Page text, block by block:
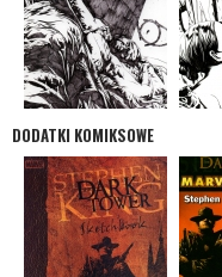
DODATKI KOMIKSOWE